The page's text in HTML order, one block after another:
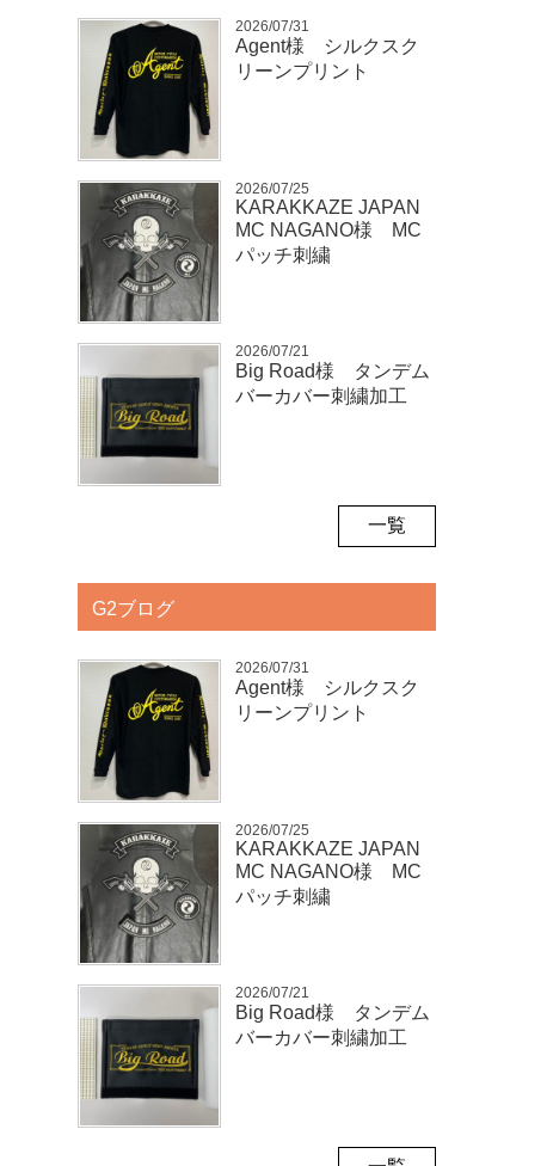
2026/07/31
Agent様 シルクスク
リーンプリント
2026/07/25
KARAKKAZE JAPAN
MC NAGANO様 MC
パッチ刺繍
2026/07/21
Big Road様 タンデム
バーカバー刺繍加工
一覧
G2ブログ
2026/07/31
Agent様 シルクスク
リーンプリント
2026/07/25
KARAKKAZE JAPAN
MC NAGANO様 MC
パッチ刺繍
2026/07/21
Big Road様 タンデム
バーカバー刺繍加工